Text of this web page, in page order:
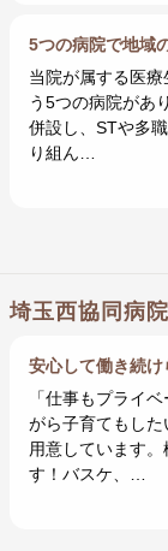
5つの病院で地域
当院が属する医
う5つの病院があ
併設し、STや多
り組ん…
埼玉西協同病
安心して働き続け
「仕事もプライ
がら子育てもし
用意しています
す！バスケ、…